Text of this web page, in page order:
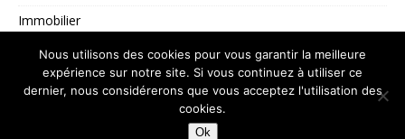
Immobilier
Non classé
Copyright © 2026 | Thème WordPress par
Nous utilisons des cookies pour vous garantir la meilleure
expérience sur notre site. Si vous continuez à utiliser ce
dernier, nous considérerons que vous acceptez l'utilisation des
cookies.
Ok